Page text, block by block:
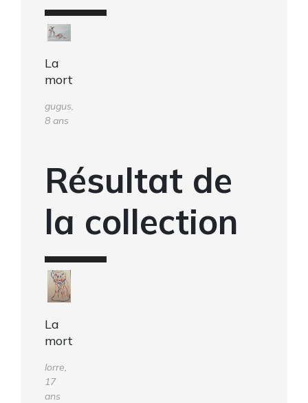
La
mort
gugus,
8 ans
Résultat de
la collection
La
mort
lorre,
17
ans